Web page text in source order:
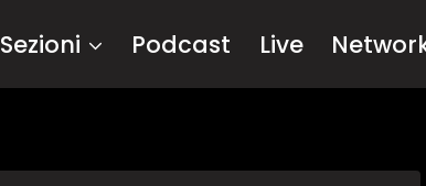
Sezioni Podcast Live